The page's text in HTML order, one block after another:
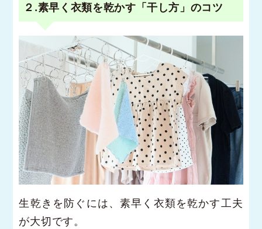
２.素早く衣類を乾かす「干し方」のコツ
生乾きを防ぐには、素早く衣類を乾かす工夫
が大切です。